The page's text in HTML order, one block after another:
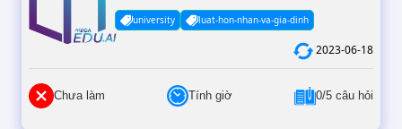
university luat-hon-nhan-va-gia-dinh
2023-06-18
Chưa làm Tính giờ 0/5 câu hỏi